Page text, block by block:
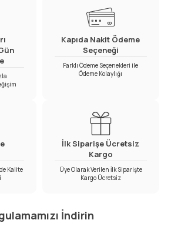
Kapıda Nakit Ödeme
Seçeneği
Farklı Ödeme Seçenekleri ile
Ödeme Kolaylığı
Kalite
İlk Siparişe Ücretsiz
Kargo
Üye Olarak Verilen İlk Siparişte
Kargo Ücretsiz
İndirin